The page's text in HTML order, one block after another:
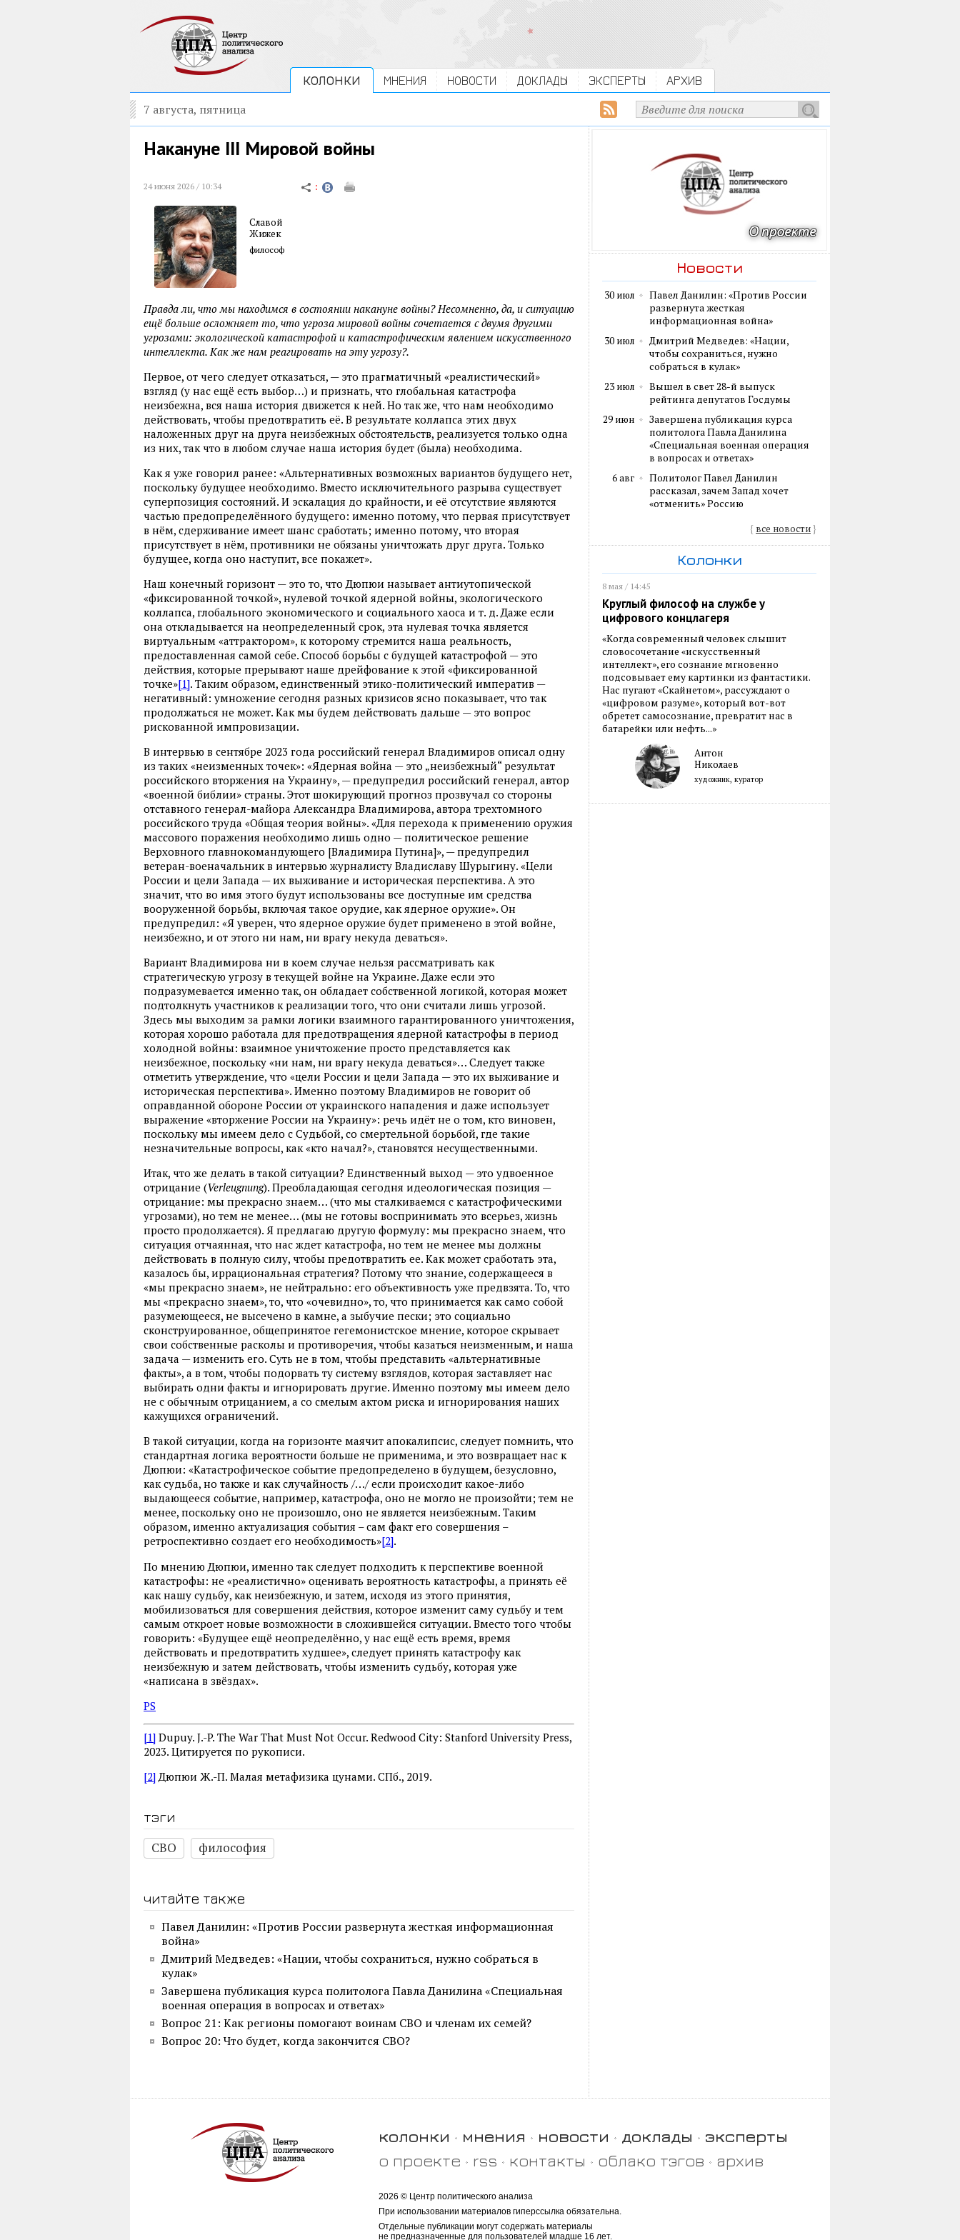
КОЛОНКИ МНЕНИЯ НОВОСТИ ДОКЛАДЫ ЭКСПЕРТЫ АРХИВ
7 августа, пятница
Накануне III Мировой войны
24 июня 2026 / 10:34
Славой
Жижек
философ
Правда ли, что мы находимся в состоянии накануне войны? Несомненно, да, и ситуацию
ещё больше осложняет то, что угроза мировой войны сочетается с двумя другими
угрозами: экологической катастрофой и катастрофическим явлением искусственного
интеллекта. Как же нам реагировать на эту угрозу?.
Первое, от чего следует отказаться, — это прагматичный «реалистический»
взгляд (у нас ещё есть выбор…) и признать, что глобальная катастрофа
неизбежна, вся наша история движется к ней. Но так же, что нам необходимо
действовать, чтобы предотвратить её. В результате коллапса этих двух
наложенных друг на друга неизбежных обстоятельств, реализуется только одна
из них, так что в любом случае наша история будет (была) необходима.
Как я уже говорил ранее: «Альтернативных возможных вариантов будущего нет,
поскольку будущее необходимо. Вместо исключительного разрыва существует
суперпозиция состояний. И эскалация до крайности, и её отсутствие являются
частью предопределённого будущего: именно потому, что первая присутствует
в нём, сдерживание имеет шанс сработать; именно потому, что вторая
присутствует в нём, противники не обязаны уничтожать друг друга. Только
будущее, когда оно наступит, все покажет».
Наш конечный горизонт — это то, что Дюпюи называет антиутопической
«фиксированной точкой», нулевой точкой ядерной войны, экологического
коллапса, глобального экономического и социального хаоса и т. д. Даже если
она откладывается на неопределенный срок, эта нулевая точка является
виртуальным «аттрактором», к которому стремится наша реальность,
предоставленная самой себе. Способ борьбы с будущей катастрофой — это
действия, которые прерывают наше дрейфование к этой «фиксированной
точке»[1]. Таким образом, единственный этико-политический императив —
негативный: умножение сегодня разных кризисов ясно показывает, что так
продолжаться не может. Как мы будем действовать дальше — это вопрос
рискованной импровизации.
В интервью в сентябре 2023 года российский генерал Владимиров описал одну
из таких «неизменных точек»: «Ядерная война — это „неизбежный“ результат
российского вторжения на Украину», — предупредил российский генерал, автор
«военной библии» страны. Этот шокирующий прогноз прозвучал со стороны
отставного генерал-майора Александра Владимирова, автора трехтомного
российского труда «Общая теория войны». «Для перехода к применению оружия
массового поражения необходимо лишь одно — политическое решение
Верховного главнокомандующего [Владимира Путина]», — предупредил
ветеран-военачальник в интервью журналисту Владиславу Шурыгину. «Цели
России и цели Запада — их выживание и историческая перспектива. А это
значит, что во имя этого будут использованы все доступные им средства
вооруженной борьбы, включая такое орудие, как ядерное оружие». Он
предупредил: «Я уверен, что ядерное оружие будет применено в этой войне,
неизбежно, и от этого ни нам, ни врагу некуда деваться».
Вариант Владимирова ни в коем случае нельзя рассматривать как
стратегическую угрозу в текущей войне на Украине. Даже если это
подразумевается именно так, он обладает собственной логикой, которая может
подтолкнуть участников к реализации того, что они считали лишь угрозой.
Здесь мы выходим за рамки логики взаимного гарантированного уничтожения,
которая хорошо работала для предотвращения ядерной катастрофы в период
холодной войны: взаимное уничтожение просто представляется как
неизбежное, поскольку «ни нам, ни врагу некуда деваться»… Следует также
отметить утверждение, что «цели России и цели Запада — это их выживание и
историческая перспектива». Именно поэтому Владимиров не говорит об
оправданной обороне России от украинского нападения и даже использует
выражение «вторжение России на Украину»: речь идёт не о том, кто виновен,
поскольку мы имеем дело с Судьбой, со смертельной борьбой, где такие
незначительные вопросы, как «кто начал?», становятся несущественными.
Итак, что же делать в такой ситуации? Единственный выход — это удвоенное
отрицание (Verleugnung). Преобладающая сегодня идеологическая позиция —
отрицание: мы прекрасно знаем… (что мы сталкиваемся с катастрофическими
угрозами), но тем не менее… (мы не готовы воспринимать это всерьез, жизнь
просто продолжается). Я предлагаю другую формулу: мы прекрасно знаем, что
ситуация отчаянная, что нас ждет катастрофа, но тем не менее мы должны
действовать в полную силу, чтобы предотвратить ее. Как может сработать эта,
казалось бы, иррациональная стратегия? Потому что знание, содержащееся в
«мы прекрасно знаем», не нейтрально: его объективность уже предвзята. То, что
мы «прекрасно знаем», то, что «очевидно», то, что принимается как само собой
разумеющееся, не высечено в камне, а зыбучие пески; это социально
сконструированное, общепринятое гегемонистское мнение, которое скрывает
свои собственные расколы и противоречия, чтобы казаться неизменным, и наша
задача — изменить его. Суть не в том, чтобы представить «альтернативные
факты», а в том, чтобы подорвать ту систему взглядов, которая заставляет нас
выбирать одни факты и игнорировать другие. Именно поэтому мы имеем дело
не с обычным отрицанием, а со смелым актом риска и игнорирования наших
кажущихся ограничений.
В такой ситуации, когда на горизонте маячит апокалипсис, следует помнить, что
стандартная логика вероятности больше не применима, и это возвращает нас к
Дюпюи: «Катастрофическое событие предопределено в будущем, безусловно,
как судьба, но также и как случайность /…/ если происходит какое-либо
выдающееся событие, например, катастрофа, оно не могло не произойти; тем не
менее, поскольку оно не произошло, оно не является неизбежным. Таким
образом, именно актуализация события – сам факт его совершения –
ретроспективно создает его необходимость»[2].
По мнению Дюпюи, именно так следует подходить к перспективе военной
катастрофы: не «реалистично» оценивать вероятность катастрофы, а принять её
как нашу судьбу, как неизбежную, и затем, исходя из этого принятия,
мобилизоваться для совершения действия, которое изменит саму судьбу и тем
самым откроет новые возможности в сложившейся ситуации. Вместо того чтобы
говорить: «Будущее ещё неопределённо, у нас ещё есть время, время
действовать и предотвратить худшее», следует принять катастрофу как
неизбежную и затем действовать, чтобы изменить судьбу, которая уже
«написана в звёздах».
PS
[1] Dupuy. J.-P. The War That Must Not Occur. Redwood City: Stanford University Press,
2023. Цитируется по рукописи.
[2]Дюпюи Ж.-П. Малая метафизика цунами. СПб., 2019.
тэги
СВО
философия
читайте также
Павел Данилин: «Против России развернута жесткая информационная
война»
Дмитрий Медведев: «Нации, чтобы сохраниться, нужно собраться в
кулак»
Завершена публикация курса политолога Павла Данилина «Специальная
военная операция в вопросах и ответах»
Вопрос 21: Как регионы помогают воинам СВО и членам их семей?
Вопрос 20: Что будет, когда закончится СВО?
Новости
30 июл
Павел Данилин: «Против России
развернута жесткая
информационная война»
30 июл
Дмитрий Медведев: «Нации,
чтобы сохраниться, нужно
собраться в кулак»
23 июл
Вышел в свет 28-й выпуск
рейтинга депутатов Госдумы
29 июн
Завершена публикация курса
политолога Павла Данилина
«Специальная военная операция
в вопросах и ответах»
6 авг
Политолог Павел Данилин
рассказал, зачем Запад хочет
«отменить» Россию
{ все новости}
Колонки
8 мая / 14:45
Круглый философ на службе у
цифрового концлагеря
«Когда современный человек слышит
словосочетание «искусственный
интеллект», его сознание мгновенно
подсовывает ему картинки из фантастики.
Нас пугают «Скайнетом», рассуждают о
«цифровом разуме», который вот-вот
обретет самосознание, превратит нас в
батарейки или нефть...»
Антон
Николаев
художник, куратор
колонки мнения новости доклады
эксперты
о проекте
rss контакты облако тэгов архив
2026 © Центр политического анализа
При использовании материалов гиперссылка обязательна.
Отдельные публикации могут содержать материалы
не предназначенные для пользователей младше 16 лет.